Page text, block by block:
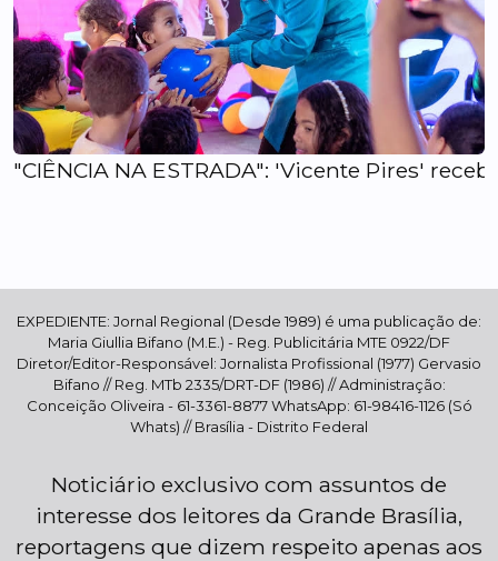
"CIÊNCIA NA ESTRADA": 'Vicente Pires'
EXPEDIENTE: Jornal Regional (Desde 1989) é uma publicação de:
Maria Giullia Bifano (M.E.) - Reg. Publicitária MTE 0922/DF
Diretor/Editor-Responsável: Jornalista Profissional (1977) Gervasio
Bifano // Reg. MTb 2335/DRT-DF (1986) // Administração:
Conceição Oliveira - 61-3361-8877 WhatsApp: 61-98416-1126 (Só
Whats) // Brasília - Distrito Federal
Noticiário exclusivo com assuntos de
interesse dos leitores da Grande Brasília,
reportagens que dizem respeito apenas aos